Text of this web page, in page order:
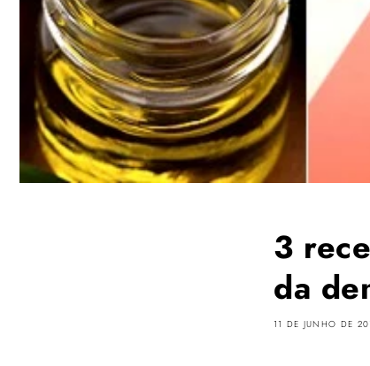
3
da
11 DE JUNHO DE